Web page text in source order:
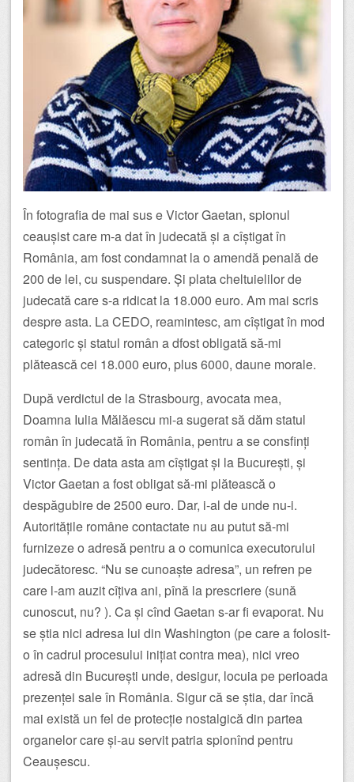
În fotografia de mai sus e Victor Gaetan, spionul
ceaușist care m-a dat în judecată și a cîștigat în
România, am fost condamnat la o amendă penală de
200 de lei, cu suspendare. Și plata cheltuielilor de
judecată care s-a ridicat la 18.000 euro. Am mai scris
despre asta. La CEDO, reamintesc, am cîștigat în mod
categoric și statul român a dfost obligată să-mi
plătească cei 18.000 euro, plus 6000, daune morale.
După verdictul de la Strasbourg, avocata mea,
Doamna Iulia Mălăescu mi-a sugerat să dăm statul
român în judecată în România, pentru a se consfinți
sentința. De data asta am cîștigat și la București, și
Victor Gaetan a fost obligat să-mi plătească o
despăgubire de 2500 euro. Dar, i-al de unde nu-i.
Autoritățile române contactate nu au putut să-mi
furnizeze o adresă pentru a o comunica executorului
judecătoresc. “Nu se cunoaște adresa”, un refren pe
care l-am auzit cîțiva ani, pînă la prescriere (sună
cunoscut, nu? ). Ca și cînd Gaetan s-ar fi evaporat. Nu
se știa nici adresa lui din Washington (pe care a folosit-
o în cadrul procesului inițiat contra mea), nici vreo
adresă din București unde, desigur, locuia pe perioada
prezenței sale în România. Sigur că se știa, dar încă
mai există un fel de protecție nostalgică din partea
organelor care și-au servit patria spionînd pentru
Ceaușescu.